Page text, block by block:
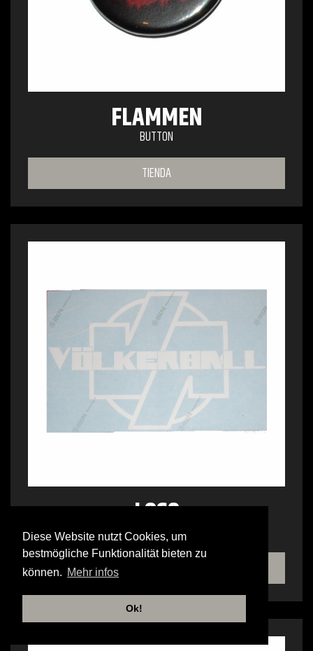
Diese Website nutzt Cookies, um
bestmögliche Funktionalität bieten zu
können. Mehr infos
Ok!
FLAMMEN
BUTTON
TIENDA
LOGO
HECKSCHEIBENAUFKLEBER AUSSEN